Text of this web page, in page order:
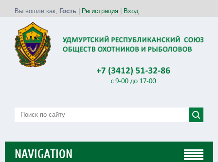
Вы вошли как, Гость Регистрация Вход
NAVIGATION